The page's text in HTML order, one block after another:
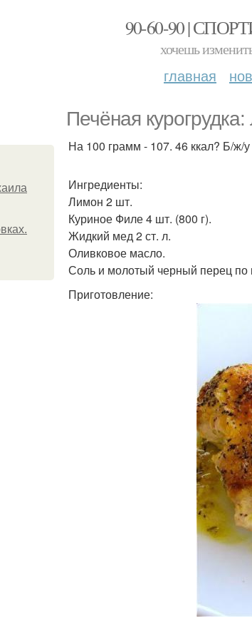
90-60-90 |
хочешь
главная
Печёная
На 100 грамм - 107. 46 ккал? Б/ж/
Ингредиенты:
Лимон 2 шт.
Куриное Филе 4 шт. (800 г).
Жидкий мед 2 ст. л.
Оливковое масло.
Соль и молотый черный перец по
Приготовление: